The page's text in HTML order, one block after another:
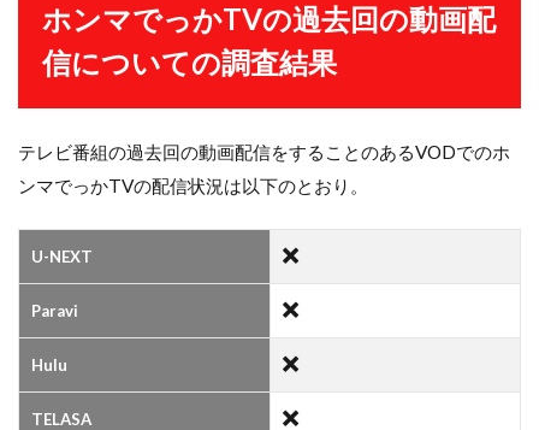
ホンマでっかTVの過去回の動画配
信についての調査結果
テレビ番組の過去回の動画配信をすることのあるVODでのホ
ンマでっかTVの配信状況は以下のとおり。
U-NEXT
Paravi
Hulu
TELASA